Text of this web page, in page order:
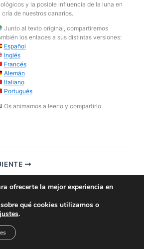
y la posible influencia de la luna en
cría de nuestros canarios.
Junto al texto original, compartiremos
los enlaces a sus distintas versiones:
Español
Inglés
Francés
Alemán
Italiano
Portugués
Os animamos a leerlo y compartirlo.
Asociación Wilhelm Trute | Funciona
Tema Astra para WordPress
ofrecerte la mejor experiencia en
qué cookies utilizamos o
.